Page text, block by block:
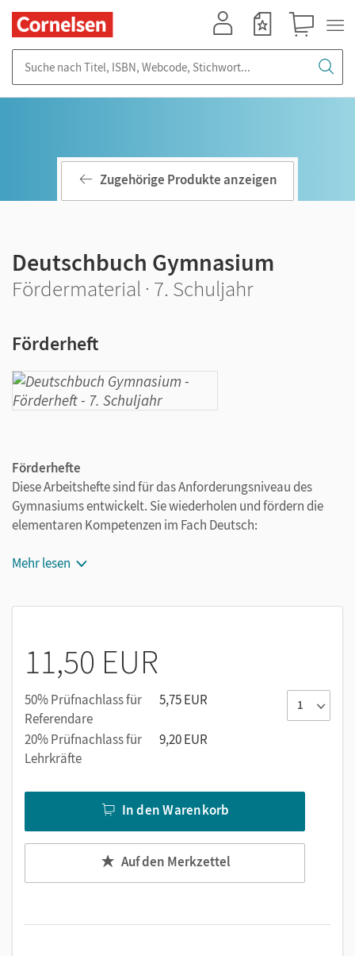
Zugehörige Produkte anzeigen
Deutschbuch Gymnasium
Fördermaterial · 7. Schuljahr
Förderheft
Förderhefte
Diese Arbeitshefte sind für das Anforderungsniveau des
Gymnasiums entwickelt. Sie wiederholen und fördern die
elementaren Kompetenzen im Fach Deutsch:
Lesen - Umgang mit Texten: Textknacker für
Erzählung
Rechtschreibtraining: Strategien und Regeln kennen,
Zeichensetzung üben, Texte überarbeiten
Grammatiktraining
Mit Belohnungsstickern
Mehr lesen
11,50 EUR
50% Prüfnachlass für
Referendare
5,75 EUR
20% Prüfnachlass für
Lehrkräfte
9,20 EUR
In den Warenkorb
Auf den Merkzettel